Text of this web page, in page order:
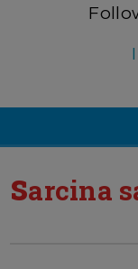
sarcina